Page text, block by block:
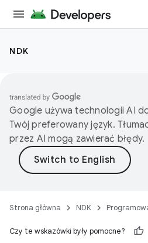
NDK
Google używa technologii AI
Twój preferowany język.
przez AI mogą zawierać błędy.
Strona główna NDK
Czy te wskazówki były pomocne?